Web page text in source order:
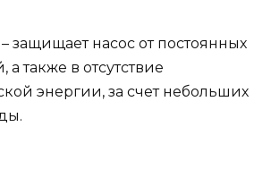
– защищает насос от постоянных
также в отсутствие
энергии, за счет небольших